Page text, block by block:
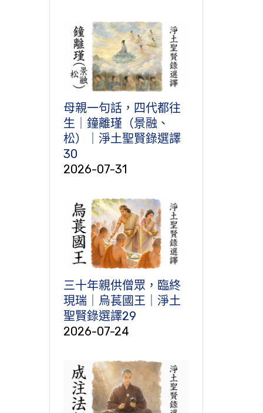
母親一句話，四代都往
生｜鐘離瑾（景融、
松）｜淨土聖賢錄選譯
30
2026-07-31
三十年親供僧眾，臨終
現瑞｜烏萇國王｜淨土
聖賢錄選譯29
2026-07-24